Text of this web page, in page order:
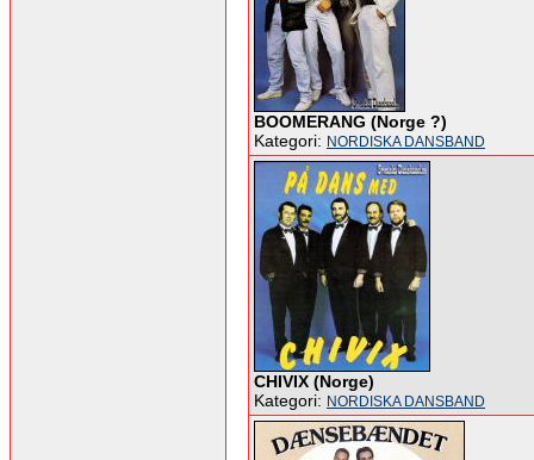
BOOMERANG (Norge ?)
Kategori: NORDISKA DANSBAND
CHIVIX (Norge)
Kategori: NORDISKA DANSBAND